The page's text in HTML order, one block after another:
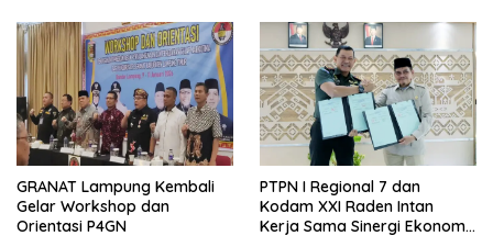
GRANAT Lampung Kembali
Gelar Workshop dan
Orientasi P4GN
PTPN I Regional 7 dan
Kodam XXI Raden Intan
Kerja Sama Sinergi Ekonomi